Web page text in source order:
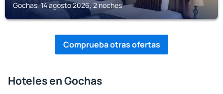
Gochas, 14 agosto 2026, 2 noches
Comprueba otras ofertas
Hoteles en Gochas